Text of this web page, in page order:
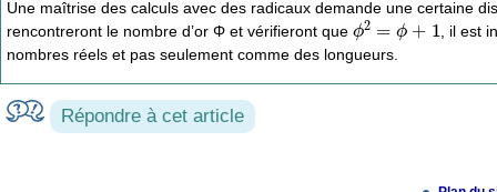
Une maîtrise des calculs avec des radicaux demande une certaine
rencontreront le nombre d’or Φ et vérifieront que ϕ2= ϕ+1
, il est
nombres réels et pas seulement comme des longueurs.
Répondre à cet article